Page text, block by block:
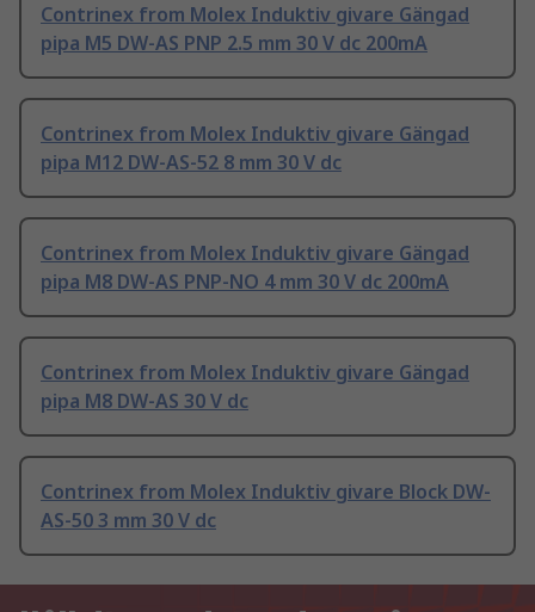
Contrinex from Molex Induktiv givare Gängad
pipa M5 DW-AS PNP 2.5 mm 30 V dc 200mA
Contrinex from Molex Induktiv givare Gängad
pipa M12 DW-AS-52 8 mm 30 V dc
Contrinex from Molex Induktiv givare Gängad
pipa M8 DW-AS PNP-NO 4 mm 30 V dc 200mA
Contrinex from Molex Induktiv givare Gängad
pipa M8 DW-AS 30 V dc
Contrinex from Molex Induktiv givare Block DW-
AS-50 3 mm 30 V dc